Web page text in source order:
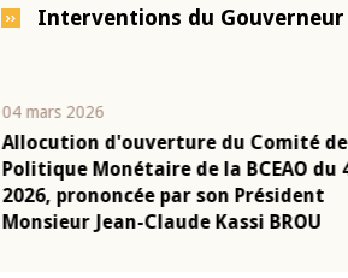
Interventions du Gouverneur
04 mars 2026
Allocution d'ouverture du Comité de
Politique Monétaire de la BCEAO du
2026, prononcée par son Président
Monsieur Jean-Claude Kassi BROU